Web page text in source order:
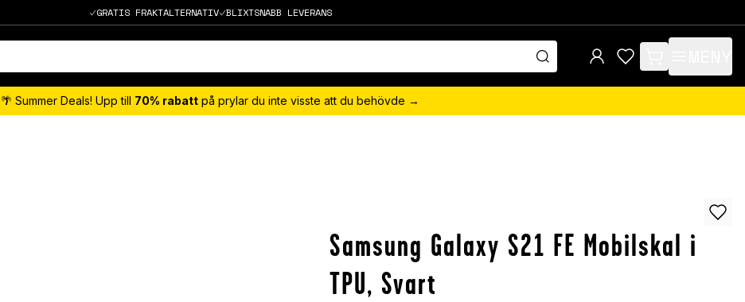
GRATIS FRAKTALTERNATIV BLIXTSNABB LEVERANS
items in cart, view
🌴 Summer Deals! Upp till 70% rabatt på prylar du inte visste att du behövde →
Samsung Galaxy S21 FE Mobilskal i
TPU, Svart